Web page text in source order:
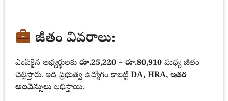
జీతం వివరాలు:
ఎంపికైన అభ్యర్థులకు రూ.25,220 – రూ.80,910 మధ్య జీతం
చెల్లిస్తారు. ఇది ప్రభుత్వ ఉద్యోగం కాబట్టి DA, HRA, ఇతర
అలవెన్సులు లభిస్తాయి.